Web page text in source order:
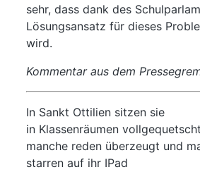
sehr, dass dank des
Lösungsansatz für dieses
wird.
Kommentar aus dem
In Sankt Ottilien sitzen sie
in Klassenräumen vollgequetscht
manche reden überzeugt und
starren auf ihr IPad